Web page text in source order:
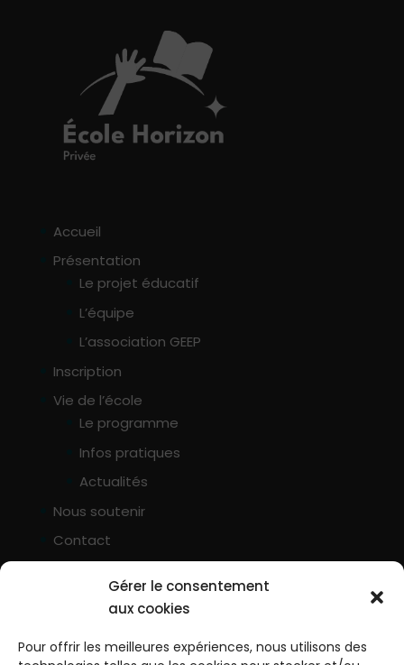
Gérer le consentement
aux cookies
Pour offrir les meilleures expériences, nous utilisons des
Accueil
Présentation
Le projet éducatif
L’équipe
L’association GEEP
Inscription
Vie de l’école
Le programme
Infos pratiques
Actualités
Nous soutenir
Contact